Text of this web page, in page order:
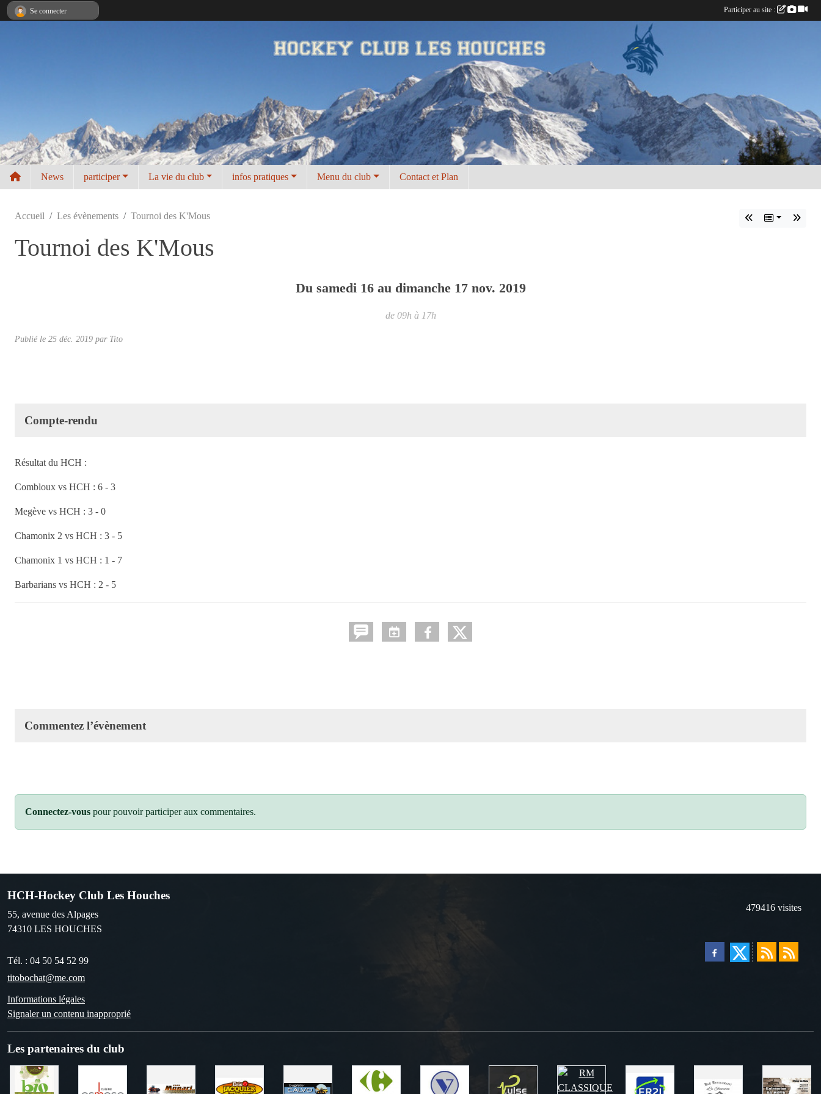
News participer La vie du club infos pratiques Menu du club Contact et Plan
Accueil Les évènements Tournoi des K'Mous
Tournoi des K'Mous
Du samedi 16au dimanche 17 nov. 2019
de 09h à 17h
Publié le 25 déc. 2019 par Tito
Compte-rendu
Résultat du HCH :
Combloux vs HCH : 6 - 3
Megève vs HCH : 3 - 0
Chamonix 2 vs HCH : 3 - 5
Chamonix 1 vs HCH : 1 - 7
Barbarians vs HCH : 2 - 5
Commentez l’évènement
Connectez-vous pour pouvoir participer aux commentaires.
HCH-Hockey Club Les Houches
55, avenue des Alpages
74310 LES HOUCHES
Tél. : 04 50 54 52 99
titobochat@me.com
Informations légales
Signaler un contenu inapproprié
479416 visites
Les partenaires du club
Se connecter Participer au site :
Panneau de gestion des cookies